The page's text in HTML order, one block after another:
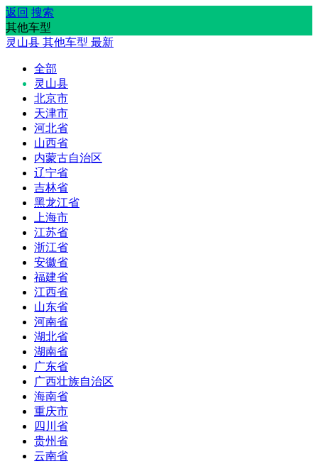
返回 搜索
其他车型
灵山县 其他车型 最新
全部
灵山县
北京市
天津市
河北省
山西省
内蒙古自治区
辽宁省
吉林省
黑龙江省
上海市
江苏省
浙江省
安徽省
福建省
江西省
山东省
河南省
湖北省
湖南省
广东省
广西壮族自治区
海南省
重庆市
四川省
贵州省
云南省